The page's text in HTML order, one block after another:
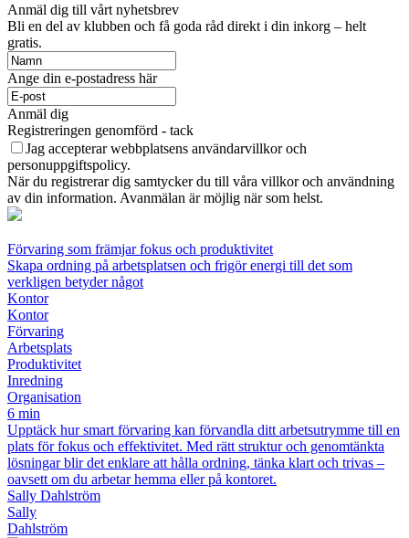
Anmäl dig till vårt nyhetsbrev
Bli en del av klubben och få goda råd direkt i din inkorg – helt
gratis.
Ange din e-postadress här
Anmäl dig
Registreringen genomförd - tack
Jag accepterar webbplatsens användarvillkor och
personuppgiftspolicy.
När du registrerar dig samtycker du till våra villkor och användning
av din information. Avanmälan är möjlig när som helst.
Förvaring som främjar fokus och produktivitet
Skapa ordning på arbetsplatsen och frigör energi till det som
verkligen betyder något
Kontor
Kontor
Förvaring
Arbetsplats
Produktivitet
Inredning
Organisation
6 min
Upptäck hur smart förvaring kan förvandla ditt arbetsutrymme till en
plats för fokus och effektivitet. Med rätt struktur och genomtänkta
lösningar blir det enklare att hålla ordning, tänka klart och trivas –
oavsett om du arbetar hemma eller på kontoret.
Sally Dahlström
Sally
Dahlström